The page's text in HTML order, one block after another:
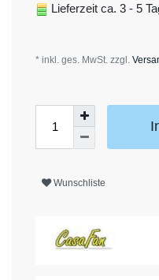
Lieferzeit ca. 3 - 5
* inkl. ges. MwSt. zzgl.
Wunschliste